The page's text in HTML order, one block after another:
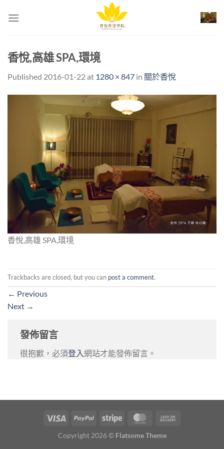
香悅,高雄 SPA,環境
Published 2016-01-22at 1280 × 847 in 關於香悅
香悅,高雄 SPA,環境
Trackbacks are closed, but you can post a comment.
← Previous
Next →
發佈留言
很抱歉，必須登入網站才能發佈留言。
Copyright 2026 © Flatsome Theme